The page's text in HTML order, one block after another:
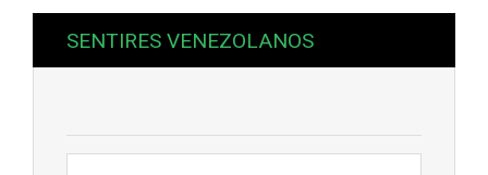
SENTIRES VENEZOLANOS